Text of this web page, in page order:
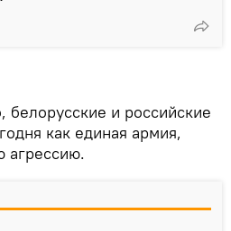
и российские
как единая армия,
агрессию.